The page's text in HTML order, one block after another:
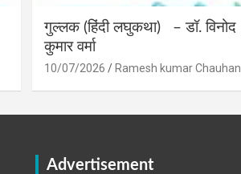
गुल्लक (हिंदी लघुकथा) – डॉ. विनोद
कुमार वर्मा
10/07/2026 Ramesh kumar Chauhan
Advertisement